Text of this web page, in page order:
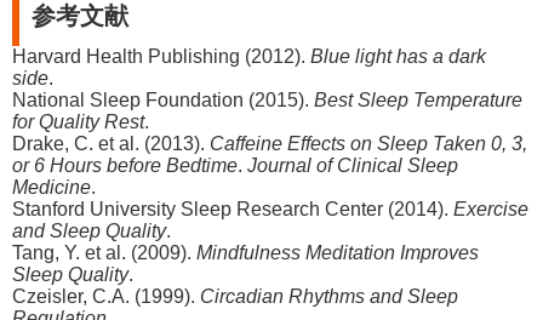
参考文献
Harvard Health Publishing (2012). Blue light has a dark
side.
National Sleep Foundation (2015). Best Sleep Temperature
for Quality Rest.
Drake, C. et al. (2013). Caffeine Effects on Sleep Taken 0, 3,
or 6 Hours before Bedtime. Journal of Clinical Sleep
Medicine.
Stanford University Sleep Research Center (2014). Exercise
and Sleep Quality.
Tang, Y. et al. (2009). Mindfulness Meditation Improves
Sleep Quality.
Czeisler, C.A. (1999). Circadian Rhythms and Sleep